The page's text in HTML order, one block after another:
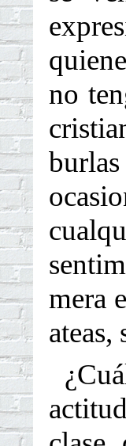
no
mera